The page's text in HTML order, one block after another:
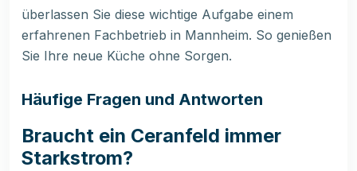
überlassen Sie diese wichtige Aufgabe einem
erfahrenen Fachbetrieb in Mannheim. So genießen
Sie Ihre neue Küche ohne Sorgen.
Häufige Fragen und Antworten
Braucht ein Ceranfeld immer
Starkstrom?